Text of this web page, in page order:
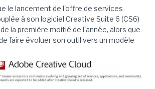
le lancement de l'offre de services
à son logiciel Creative Suite 6 (CS6)
la première moitié de l'année, alors que
faire évoluer son outil vers un modèle